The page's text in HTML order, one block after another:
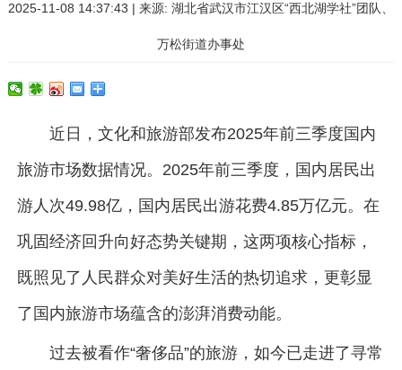
2025-11-08 14:37:43 | 来源: 湖北省武汉市江汉区“西北湖学社”团队、
万松街道办事处
近日，文化和旅游部发布2025年前三季度国内
旅游市场数据情况。2025年前三季度，国内居民出
游人次49.98亿，国内居民出游花费4.85万亿元。在
巩固经济回升向好态势关键期，这两项核心指标，
既照见了人民群众对美好生活的热切追求，更彰显
了国内旅游市场蕴含的澎湃消费动能。
过去被看作“奢侈品”的旅游，如今已走进了寻常